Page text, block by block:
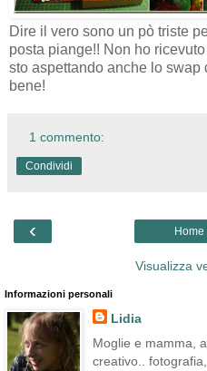
Dire il vero sono un pò triste
posta piange!! Non ho
sto aspettando anche lo swap
bene!
1 commento:
Condividi
‹ Home
Visualizza
Informazioni personali
Lidia
Moglie e mamma,
creativo..